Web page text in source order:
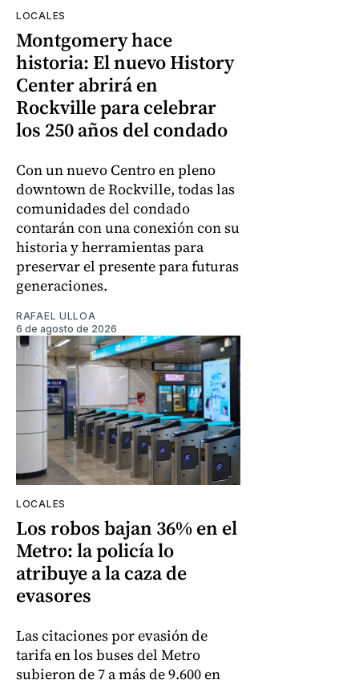
LOCALES
Montgomery hace
historia: El nuevo History
Center abrirá en
Rockville para celebrar
los 250 años del condado
Con un nuevo Centro en pleno
downtown de Rockville, todas las
comunidades del condado
contarán con una conexión con su
historia y herramientas para
preservar el presente para futuras
generaciones.
RAFAEL ULLOA
6 de agosto de 2026
LOCALES
Los robos bajan 36% en el
Metro: la policía lo
atribuye a la caza de
evasores
Las citaciones por evasión de
tarifa en los buses del Metro
subieron de 7 a más de 9.600 en